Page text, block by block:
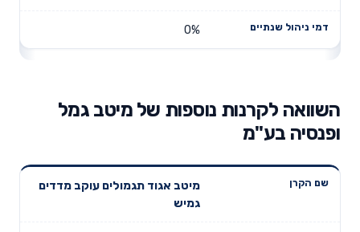
0%
השוואה לקרנות נוספות של מיטב גמל
ופנסיה בע"מ
שנתית 3
תשואה
דמי ניהול
מיטב אגוד תגמולים עוקב מדדים
גמיש